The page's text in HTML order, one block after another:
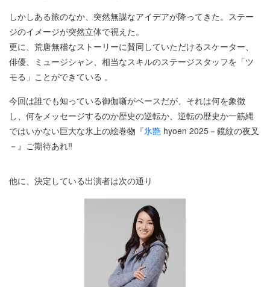
しかしある旅のなか、突然無謀なアイデアが降ってきた。ステー
ジのイメージが突然立体で視えた。
更に、荒唐無稽なストーリーに賛同していただけるスケーター、
俳優、ミュージシャン、相当なスキルのステージスタッフを「ツ
モる」ことができている 。
今回は誰でも知っている御伽噺がベースだが、それは何を象徴
し、何をメッセージするのか歴史の逆転か、逆転の歴史か一筋縄
ではいかない巨大な氷上の絵巻物『氷艶 hyoen 2025－鏡紋の夜叉
－』ご期待あれ‼
他に、決定している出演者は次の通り